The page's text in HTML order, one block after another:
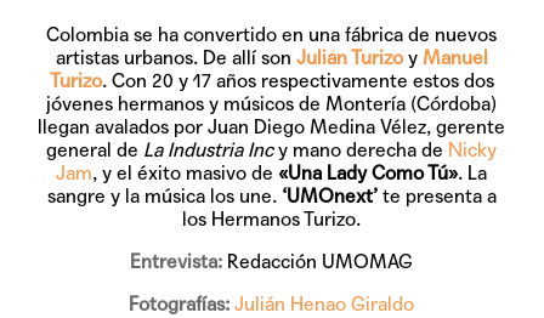
Colombia se ha convertido en una fábrica de nuevos
artistas urbanos. De allí son Julián TurizoyManuel
Turizo. Con 20 y 17 años respectivamente estos dos
jóvenes hermanos y músicos de Montería (Córdoba)
llegan avalados por Juan Diego Medina Vélez, gerente
general de La Industria Incy mano derecha de Nicky
Jam, y el éxito masivo de «Una Lady Como Tú». La
sangre y la música los une.‘UMOnext’te presenta a
los Hermanos Turizo.
Entrevista: Redacción UMOMAG
Fotografías:Julián Henao Giraldo